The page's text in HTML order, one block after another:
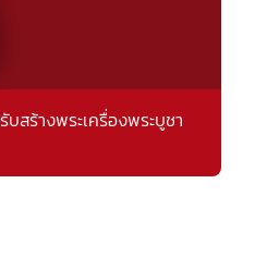
สร้างพระเครื่องพระบูชา